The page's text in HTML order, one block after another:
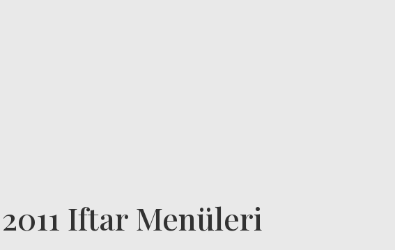
2011 Iftar Menüleri